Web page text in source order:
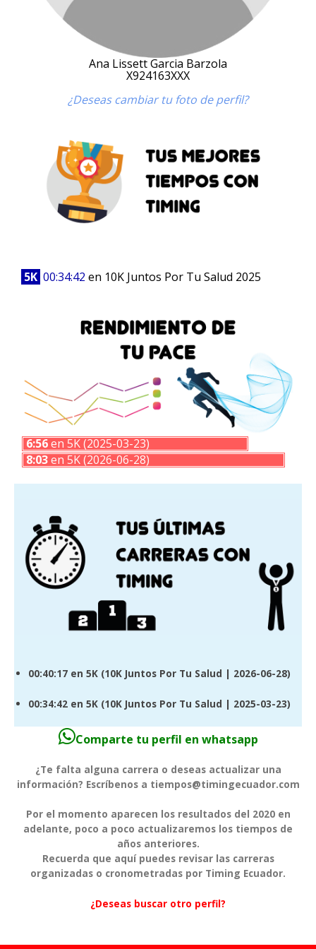
Ana Lissett Garcia Barzola
X924163XXX
¿Deseas cambiar tu foto de perfil?
5K 00:34:42 en 10K Juntos Por Tu Salud 2025
6:56en 5K (2025-03-23)
8:03en 5K (2026-06-28)
00:40:17 en 5K (10K Juntos Por Tu Salud | 2026-06-28)
00:34:42 en 5K (10K Juntos Por Tu Salud | 2025-03-23)
Comparte tu perfil en whatsapp
¿Te falta alguna carrera o deseas actualizar una
información? Escríbenos a tiempos@timingecuador.com
Por el momento aparecen los resultados del 2020 en
adelante, poco a poco actualizaremos los tiempos de
años anteriores.
Recuerda que aquí puedes revisar las carreras
organizadas o cronometradas por Timing Ecuador.
¿Deseas buscar otro perfil?